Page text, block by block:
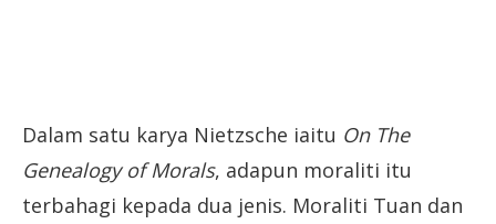
Dalam satu karya Nietzsche iaitu On The
Genealogy of Morals, adapun moraliti itu
terbahagi kepada dua jenis. Moraliti Tuan dan